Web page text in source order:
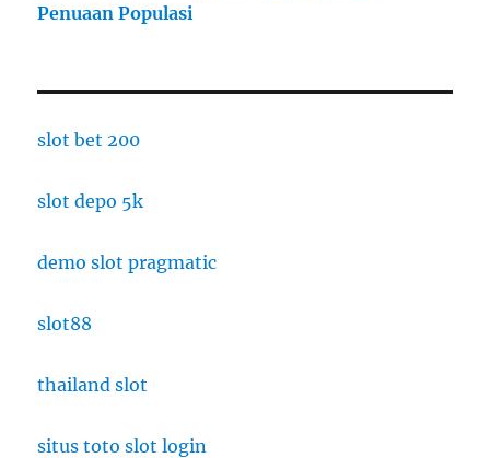
Penuaan Populasi
slot bet 200
slot depo 5k
demo slot pragmatic
slot88
thailand slot
situs toto slot login